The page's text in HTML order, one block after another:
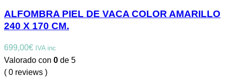
ALFOMBRA PIEL DE VACA COLOR AMARILLO
240 X 170 CM.
699,00€ IVA inc
Valorado con 0 de 5
( 0 reviews )